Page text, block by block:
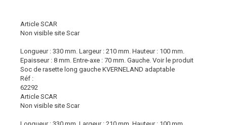
Article SCAR
Non visible site Scar
Longueur : 330 mm. Largeur : 210 mm. Hauteur : 100 mm.
Epaisseur : 8 mm. Entre-axe : 70 mm. Gauche. Voir le produit
Soc de rasette long gauche KVERNELAND adaptable
Réf :
62292
Article SCAR
Non visible site Scar